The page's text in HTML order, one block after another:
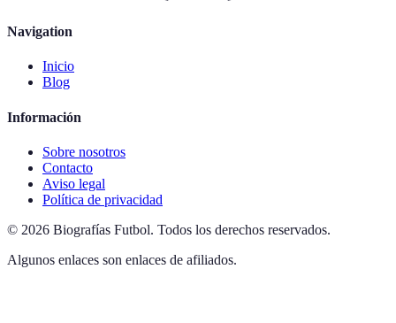
Navigation
Inicio
Blog
Información
Sobre nosotros
Contacto
Aviso legal
Política de privacidad
© 2026 Biografías Futbol. Todos los derechos reservados.
Algunos enlaces son enlaces de afiliados.